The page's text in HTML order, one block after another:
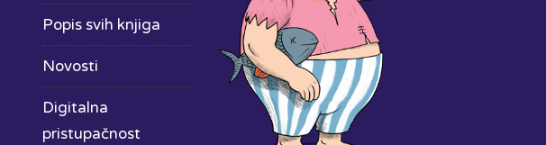
Popis svih knjiga
Novosti
Digitalna
pristupačnost